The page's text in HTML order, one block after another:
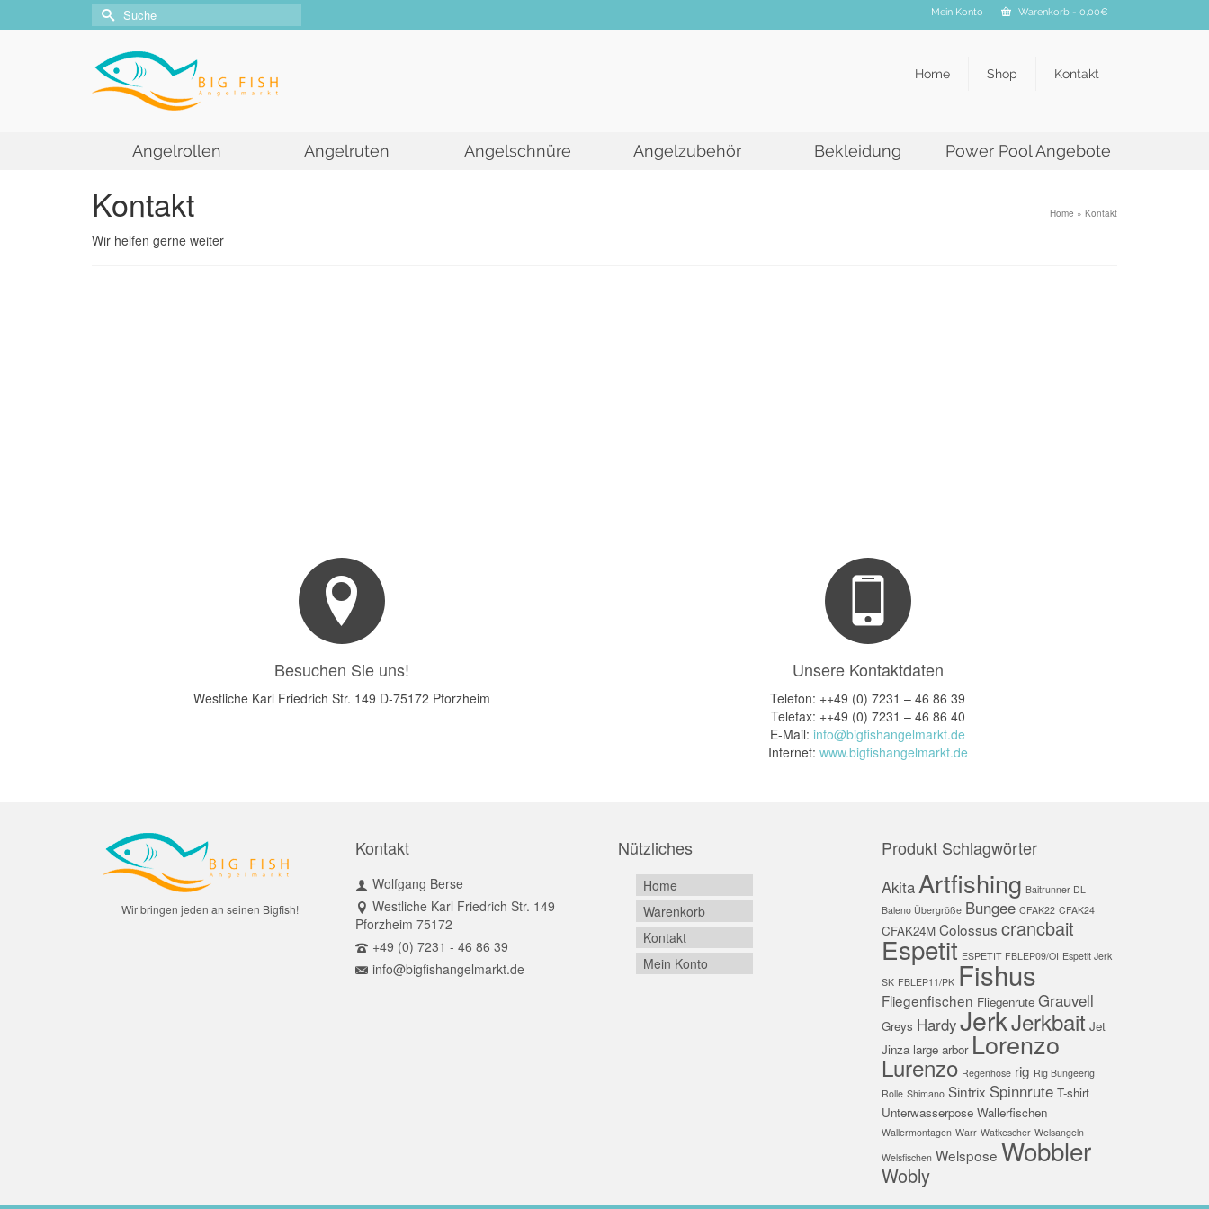
Mein Konto Warenkorb - 0,00€
Suche
nach:
Home Shop Kontakt
Angelrollen Angelruten Angelschnüre Angelzubehör Bekleidung Power Pool Angebote
Kontakt Home » Kontakt
Wir helfen gerne weiter
Besuchen Sie uns!
Westliche Karl Friedrich Str. 149 D-75172 Pforzheim
Unsere Kontaktdaten
Telefon: ++49 (0) 7231 – 46 86 39
Telefax: ++49 (0) 7231 – 46 86 40
E-Mail: info@bigfishangelmarkt.de
Internet: www.bigfishangelmarkt.de
Wir bringen jeden an seinen Bigfish!
Kontakt
Wolfgang Berse
Westliche Karl Friedrich Str. 149
Pforzheim 75172
+49 (0) 7231 - 46 86 39
info@bigfishangelmarkt.de
Nützliches
Home
Warenkorb
Kontakt
Mein Konto
Produkt Schlagwörter
AkitaArtfishing Baitrunner DL
Baleno Übergröße Bungee CFAK22 CFAK24
CFAK24M Colossus crancbait
Espetit ESPETIT FBLEP09/OI Espetit Jerk
SK FBLEP11/PK Fishus
Fliegenfischen Fliegenrute Grauvell
Greys HardyJerkJerkbait Jet
Jinza large arbor Lorenzo
Lurenzo Regenhose rig Rig Bungeerig
Rolle Shimano Sintrix Spinnrute T-shirt
Unterwasserpose Wallerfischen
Wallermontagen Warr Watkescher Welsangeln
Welsfischen Welspose Wobbler
Wobly